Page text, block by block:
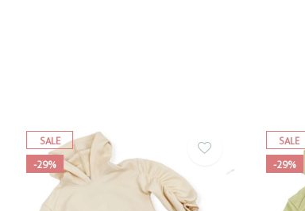
SALE
-29%
SALE
-29%